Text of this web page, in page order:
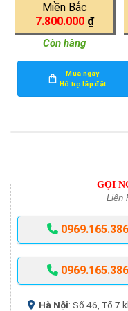
Miền Bắc
7.800.000 ₫
Còn hàng
Mua ngay
Hỗ trợ lắp đặt
GỌI
Liên
0969.165.386
0969.165.386
Hà Nội: Số 46, Tổ 7